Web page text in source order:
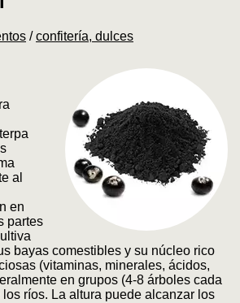
/confitería, dulces
al
en
partes
bayas comestibles y su núcleo rico
(vitaminas, minerales, ácidos,
en grupos (4-8 árboles cada
ríos. La altura puede alcanzar los